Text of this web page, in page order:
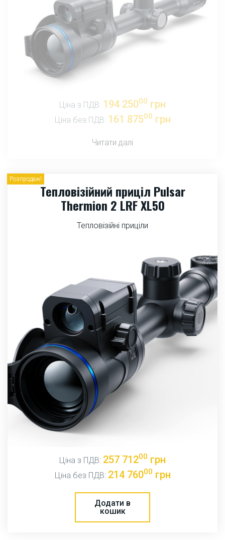
Ціна з ПДВ: 194 25000 грн
Ціна без ПДВ: 161 87500 грн
Читати далі
Розпродаж!
Тепловізійний приціл Pulsar
Thermion 2 LRF XL50
Тепловізійні приціли
Ціна з ПДВ: 257 71200 грн
Ціна без ПДВ: 214 76000 грн
Додати в
кошик